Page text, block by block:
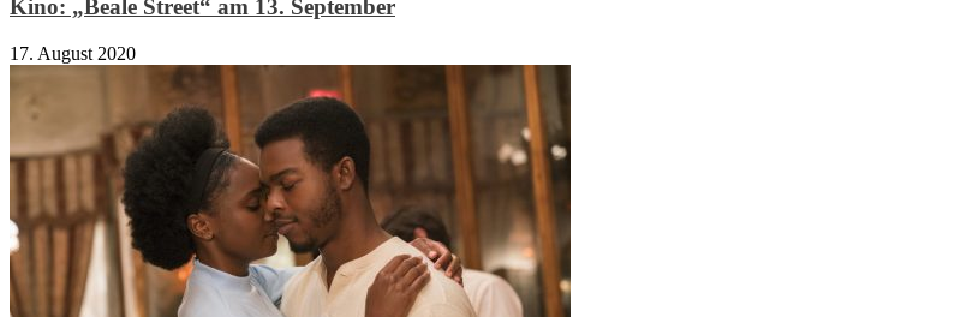
Kino: „Beale Street“ am 13. September
17. August 2020